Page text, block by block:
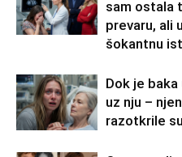
sam ostala
prevaru, ali
šokantnu
Dok je
uz nju –
razotkrile